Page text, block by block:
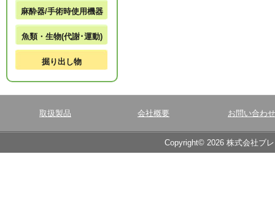
麻酔器/手術時使用機器
魚類・生物(代謝･運動)
掘り出し物
取扱製品 会社概要 お問い合わせ
Copyright© 2026 株式会社ブ